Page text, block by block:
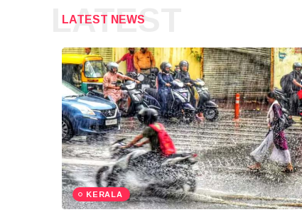
LATEST NEWS
LATEST
KERALA